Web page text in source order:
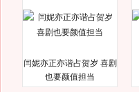
闫妮亦正亦谐占贺岁 喜剧
也要颜值担当